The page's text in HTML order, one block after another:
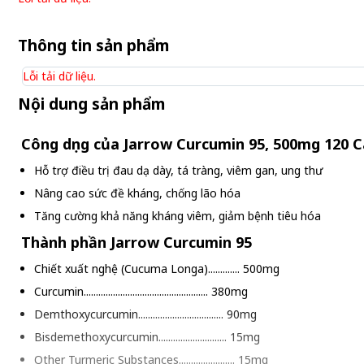
Thông tin sản phẩm
Lỗi tải dữ liệu.
Nội dung sản phẩm
Công dụng của Jarrow Curcumin 95, 500mg 120
Hỗ trợ điều trị đau dạ dày, tá tràng, viêm gan, ung thư
Nâng cao sức đề kháng, chống lão hóa
Tăng cường khả năng kháng viêm, giảm bệnh tiêu hóa
Thành phần Jarrow Curcumin 95
Chiết xuất nghệ (Cucuma Longa)............. 500mg
Curcumin................................................... 380mg
Demthoxycurcumin................................... 90mg
Bisdemethoxycurcumin............................ 15mg
Other Turmeric Substances....................... 15mg